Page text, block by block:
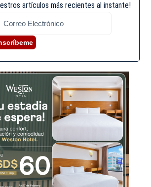
artículos más recientes al instante!